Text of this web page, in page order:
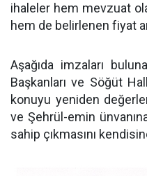
ihaleler hem mevzuat
hem de belirlenen fiyat
Aşağıda imzaları
Başkanları ve Söğüt
konuyu yeniden
ve Şehrül-emin
sahip çıkmasını